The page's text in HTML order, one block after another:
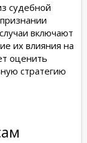
судебной
включают
их влияния на
оценить
стратегию